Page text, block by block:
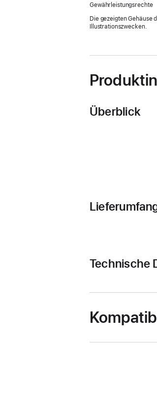
Gewährleistungsrechte
Die gezeigten Gehäuse
Illustrationszwecken.
Überblick
Technische